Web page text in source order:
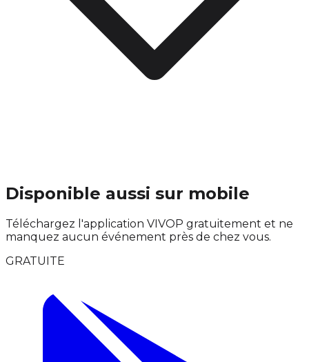
Disponible aussi sur mobile
Téléchargez l'application VIVOP gratuitement et ne
manquez aucun événement près de chez vous.
GRATUITE